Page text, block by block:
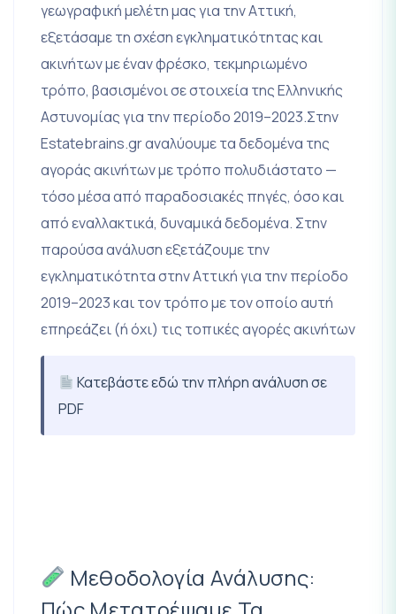
γεωγραφική μελέτη μας για την Αττική,
εξετάσαμε τη σχέση εγκληματικότητας και
ακινήτων με έναν φρέσκο, τεκμηριωμένο
τρόπο, βασισμένοι σε στοιχεία της Ελληνικής
Αστυνομίας για την περίοδο 2019–2023.Στην
Estatebrains.gr αναλύουμε τα δεδομένα της
αγοράς ακινήτων με τρόπο πολυδιάστατο —
τόσο μέσα από παραδοσιακές πηγές, όσο και
από εναλλακτικά, δυναμικά δεδομένα. Στην
παρούσα ανάλυση εξετάζουμε την
εγκληματικότητα στην Αττική για την περίοδο
2019–2023 και τον τρόπο με τον οποίο αυτή
επηρεάζει (ή όχι) τις τοπικές αγορές ακινήτων
Κατεβάστε εδώ την πλήρη ανάλυση σε
PDF
Μεθοδολογία Ανάλυσης: